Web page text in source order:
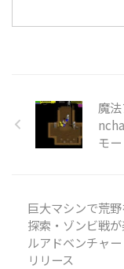
ルミニゴルフ戦略ゲー
ルフです。物理演算に
ールの動きを利用しつ
使って地形を破壊した
り、パー ...
魔
モ
巨大マシンで荒
探索・ゾンビ戦
ルアドベンチャ
リリース